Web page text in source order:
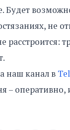
Будет
не
расстроится:
наш канал в
– оперативно,